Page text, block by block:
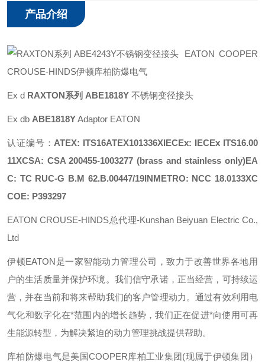
产品介绍
EATON COOPER
CROUSE-HINDS伊顿库柏防爆电气
Ex d RAXTON系列 ABE1818Y 不锈钢变径接头
Ex db ABE1818YAdaptor EATON
认证编号： ATEX: ITS16ATEX101336XIECEx: IECEx ITS16.00
11XCSA: CSA 200455-1003277 (brass and stainless only)EA
C: TC RUC-G B.M 62.B.00447/19INMETRO: NCC 18.0133XC
COE: P393297
EATON CROUSE-HINDS总代理-Kunshan Beiyuan Electric Co.,
Ltd
伊顿EATON是一家智能动力管理公司，致力于改善世界各地用
户的生活质量并保护环境。我们信守承诺，正当经营，可持续运
营，并在当前和将来帮助我们的客户管理动力。通过有效利用电
气化和数字化在*范围内的增长趋势，我们正在促进*向使用可再
生能源转型，为解决紧迫的动力管理挑战提供帮助。
库柏防爆电气是美国COOPER库柏工业集团(现属于伊顿集团）